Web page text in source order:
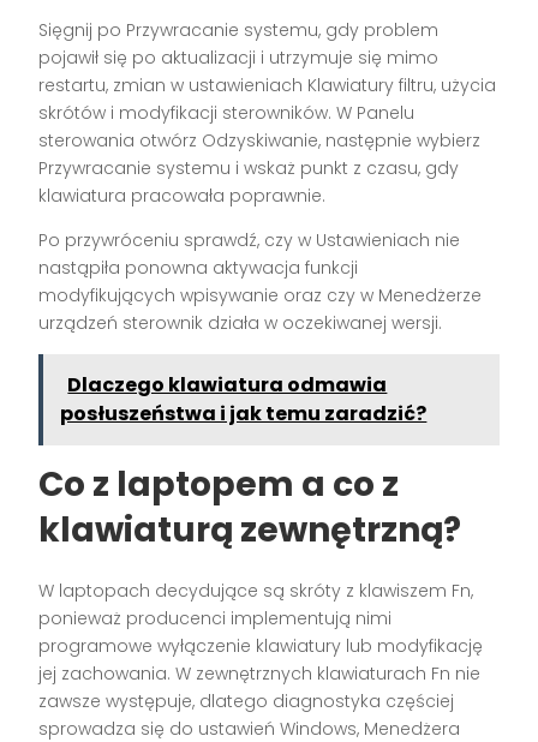
Sięgnij po Przywracanie systemu, gdy problem
pojawił się po aktualizacji i utrzymuje się mimo
restartu, zmian w ustawieniach Klawiatury filtru, użycia
skrótów i modyfikacji sterowników. W Panelu
sterowania otwórz Odzyskiwanie, następnie wybierz
Przywracanie systemu i wskaż punkt z czasu, gdy
klawiatura pracowała poprawnie.
Po przywróceniu sprawdź, czy w Ustawieniach nie
nastąpiła ponowna aktywacja funkcji
modyfikujących wpisywanie oraz czy w Menedżerze
urządzeń sterownik działa w oczekiwanej wersji.
Dlaczego klawiatura odmawia
posłuszeństwa i jak temu zaradzić?
Co z laptopem a co z
klawiaturą zewnętrzną?
W laptopach decydujące są skróty z klawiszem Fn,
ponieważ producenci implementują nimi
programowe wyłączenie klawiatury lub modyfikację
jej zachowania. W zewnętrznych klawiaturach Fn nie
zawsze występuje, dlatego diagnostyka częściej
sprowadza się do ustawień Windows, Menedżera